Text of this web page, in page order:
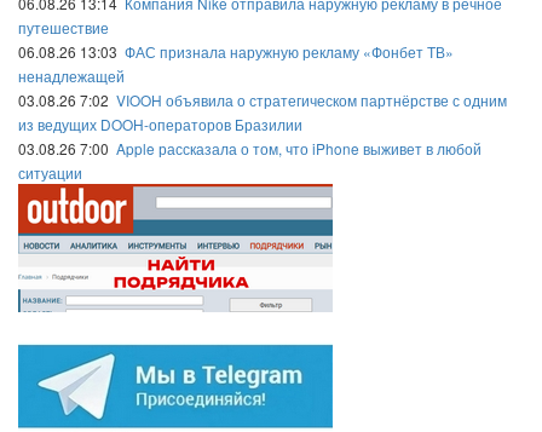
путешествие
06.08.26 13:03 ФАС признала наружную рекламу «Фонбет ТВ»
ненадлежащей
03.08.26 7:02 VIOOH объявила о стратегическом партнёрстве с одним
из ведущих DOOH-операторов Бразилии
03.08.26 7:00 Apple рассказала о том, что iPhone выживет в любой
ситуации